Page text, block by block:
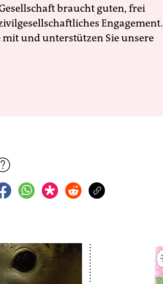
braucht guten, frei
Engagement.
mit und unterstützen Sie unsere